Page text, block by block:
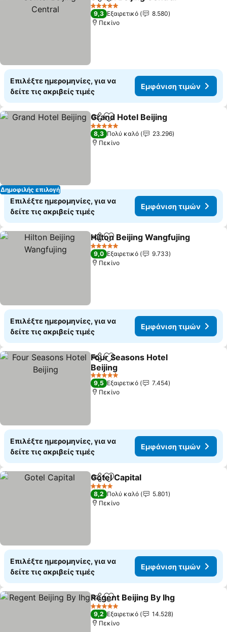
Προσθήκη στα αγαπημένα
5 Αστέρια
9,3 Εξαιρετικό
8.580
Πεκίνο
Επιλέξτε ημερομηνίες, για να
δείτε τις ακριβείς τιμές
Εμφάνιση τιμών
Δημοφιλής επιλογή
Κοινοποίηση
Προσθήκη στα αγαπημένα
Grand Hotel Beijing
5 Αστέρια
8,3 Πολύ καλό
23.296
Πεκίνο
Επιλέξτε ημερομηνίες, για να
δείτε τις ακριβείς τιμές
Εμφάνιση τιμών
Κοινοποίηση
Προσθήκη στα αγαπημένα
Hilton Beijing Wangfujing
5 Αστέρια
9,0 Εξαιρετικό
9.733
Πεκίνο
Επιλέξτε ημερομηνίες, για να
δείτε τις ακριβείς τιμές
Εμφάνιση τιμών
Κοινοποίηση
Προσθήκη στα αγαπημένα
Four Seasons Hotel
Beijing
5 Αστέρια
9,5 Εξαιρετικό
7.454
Πεκίνο
Επιλέξτε ημερομηνίες, για να
δείτε τις ακριβείς τιμές
Εμφάνιση τιμών
Κοινοποίηση
Προσθήκη στα αγαπημένα
Gotel Capital
4 Αστέρια
8,2 Πολύ καλό
5.801
Πεκίνο
Επιλέξτε ημερομηνίες, για να
δείτε τις ακριβείς τιμές
Εμφάνιση τιμών
Κοινοποίηση
Προσθήκη στα αγαπημένα
Regent Beijing By Ihg
5 Αστέρια
9,2 Εξαιρετικό
14.528
Πεκίνο